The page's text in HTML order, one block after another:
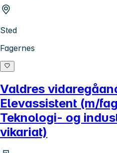
Sted
Fagernes
Valdres
Elevassistent (m/
Teknologi- og
vikariat)